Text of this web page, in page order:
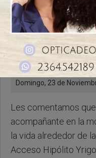
Domingo, 23 de
Les comentamos
acompañante en la
la vida alrededor de
Acceso Hipólito